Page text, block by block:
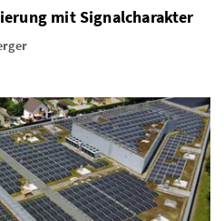
mit Signalcharakter